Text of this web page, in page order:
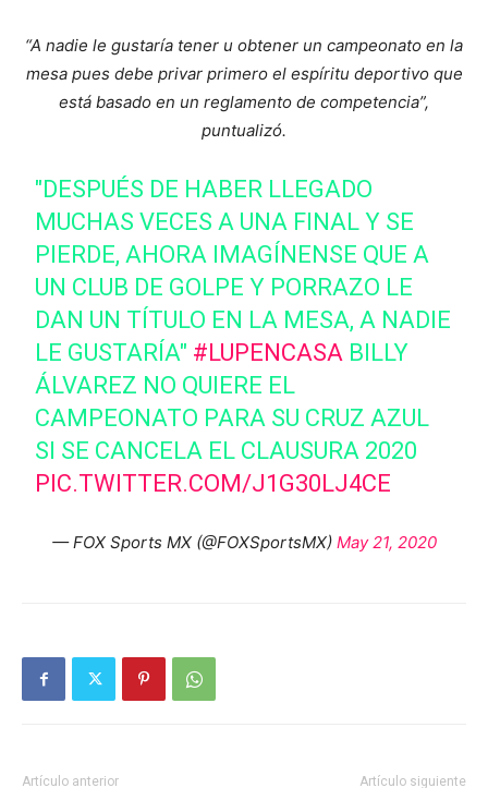
“A nadie le gustaría tener u obtener un campeonato en la
mesa pues debe privar primero el espíritu deportivo que
está basado en un reglamento de competencia”,
puntualizó.
"DESPUÉS DE HABER LLEGADO
MUCHAS VECES A UNA FINAL Y SE
PIERDE, AHORA IMAGÍNENSE QUE A
UN CLUB DE GOLPE Y PORRAZO LE
DAN UN TÍTULO EN LA MESA, A NADIE
LE GUSTARÍA" #LUPENCASA BILLY
ÁLVAREZ NO QUIERE EL
CAMPEONATO PARA SU CRUZ AZUL
SI SE CANCELA EL CLAUSURA 2020
PIC.TWITTER.COM/J1G30LJ4CE
— FOX Sports MX (@FOXSportsMX) May 21, 2020
Artículo anterior Artículo siguiente